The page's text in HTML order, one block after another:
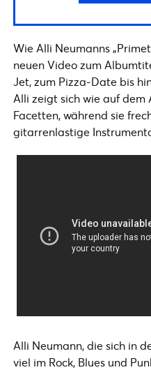
Wie Alli Neumanns
neuen Video zum
Jet, zum Pizza-Date bis
Alli zeigt sich wie auf dem
Facetten, während sie
gitarrenlastige
Alli Neumann, die sich in
viel im Rock, Blues und